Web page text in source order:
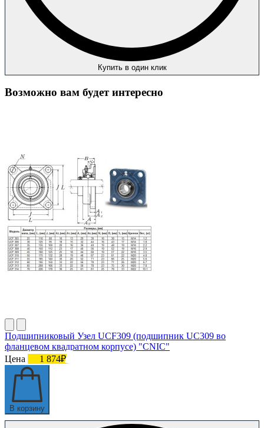
Купить в один клик
Возможно вам будет интересно
Подшипниковый Узел UCF309 (подшипник UC309 во
фланцевом квадратном корпусе) "CNIC"
Цена
1 874₽
В корзину